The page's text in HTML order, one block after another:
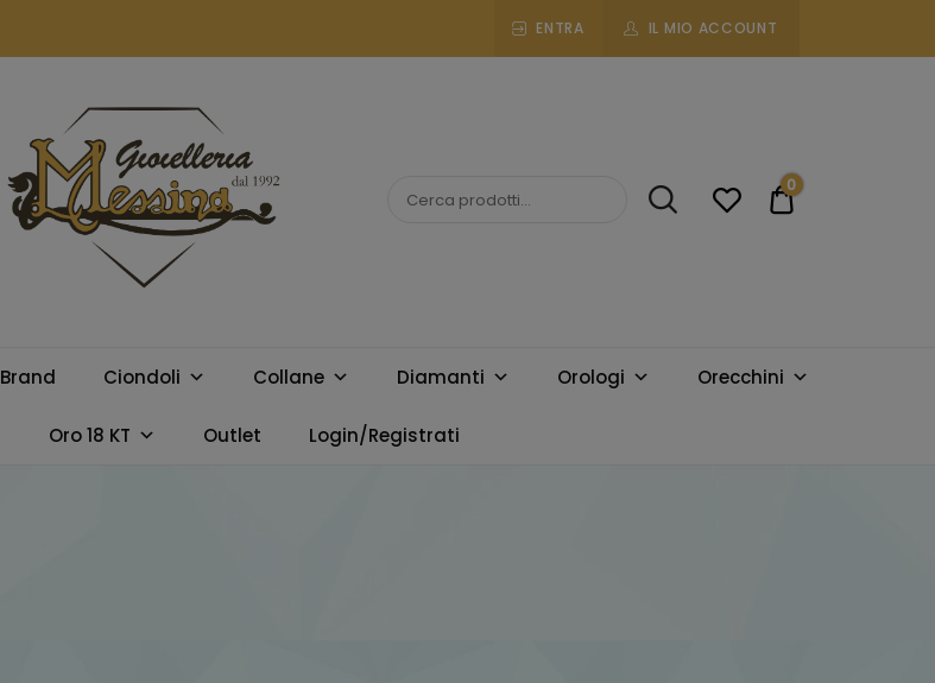
ENTRA IL MIO ACCOUNT
MESSINA
CAMPOBELLO
migliori marchi.
€0.00
0
Brand Ciondoli Collane Diamanti Orologi Orecchini
Oro 18 KT Outlet Login/Registrati